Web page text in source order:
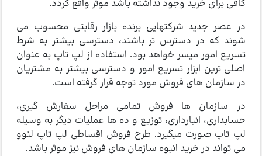
کافی برای خرید وجود نداشته باشد موثر واقع گردد.
در عصر جدید شرکتهایی برنده بازار رقابتی محسوب می
شوند که در دسترس تر باشند، دسترسی بیشتر به شرط
تسریع امور میسر خواهد بود. استفاده از لپ تاپ به عنوان
اصلی ­ترین ابزار تسریع امور و دسترسی بیشتر به مشتریان
در سازمان های فروش مورد توجه قرار گرفته است.
در سازمان ها فروش تمامی مراحل سفارش گیری،
حسابداری، انبارداری، توزیع و ده ها عملیات دیگر به وسیله
لپ تاپ صورت می­گیرد. طرح فروش اقساطی لپ تاپ لنوو
می ­تواند در خرید انبوه سازمان های فروش نیز موثر باشد.